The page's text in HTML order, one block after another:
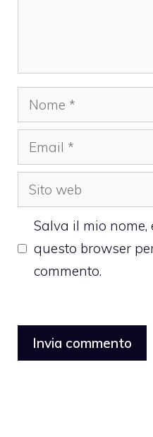
Nome
Email
Sito
web
Salva il mio
questo browser
commento.